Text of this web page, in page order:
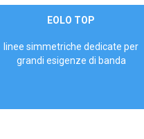
ContattaciEOLO TOP
linee simmetriche dedicate per
grandi esigenze di banda